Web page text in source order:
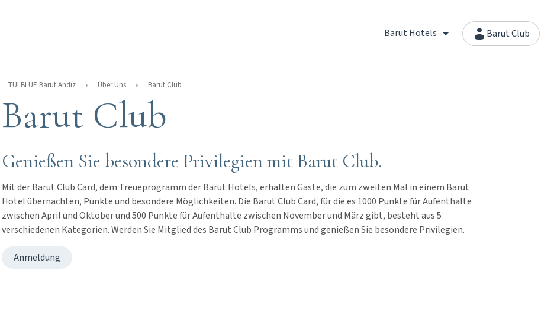
Barut Hotels Barut Club
TUI BLUE Barut Andiz Über Uns Barut Club
Barut Club
Genießen Sie besondere Privilegien mit Barut Club.
Mit der Barut Club Card, dem Treueprogramm der Barut Hotels, erhalten Gäste, die zum zweiten Mal in einem Barut
Hotel übernachten, Punkte und besondere Möglichkeiten. Die Barut Club Card, für die es 1000 Punkte für Aufenthalte
zwischen April und Oktober und 500 Punkte für Aufenthalte zwischen November und März gibt, besteht aus 5
verschiedenen Kategorien. Werden Sie Mitglied des Barut Club Programms und genießen Sie besondere Privilegien.
Anmeldung